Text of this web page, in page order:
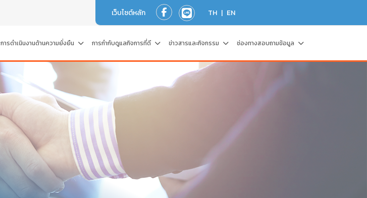
เว็บไซต์หลัก TH | EN
การดำเนินงานด้านความยั่งยืน การกำกับดูแลกิจการที่ดี ข่าวสารและกิจกรรม ช่องทางสอบถามข้อมูล